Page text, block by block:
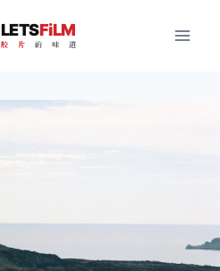
LETSFiLM
胶 片 的 味 道